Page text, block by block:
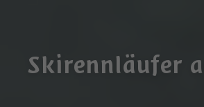
Skirennläufer